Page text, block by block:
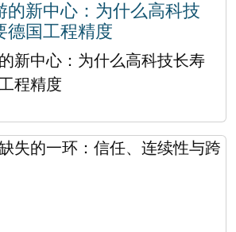
的新中心：为什么高科技
德国工程精度
新中心：为什么高科技长寿
程精度